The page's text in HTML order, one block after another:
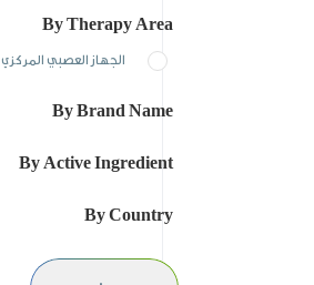
By Therapy Area
الجهاز العصبي المركزي
By Brand Name
By Active Ingredient
By Country